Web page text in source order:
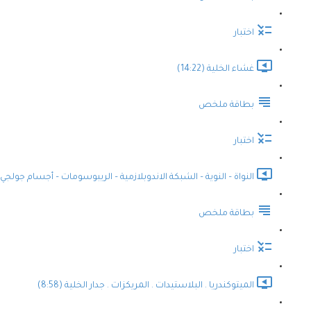
اختبار
غشاء الخلية (14:22)
بطاقة ملخص
اختبار
النواة – النوية – الشبكة الاندوبلازمية – الريبوسومات – أجسام جولجي
بطاقة ملخص
اختبار
الميتوكندريا . البلاستيدات . المريكزات . جدار الخلية (8:58)